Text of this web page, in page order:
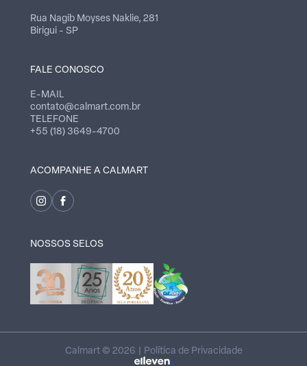
Rua Nagib Moyses Naklie, 281
Birigui - SP
FALE CONOSCO
E-MAIL
contato@calmart.com.br
TELEFONE
+55 (18) 3649-4700
ACOMPANHE A CALMART
NOSSOS SELOS
Calmart © 2026 | Política de Privacidade